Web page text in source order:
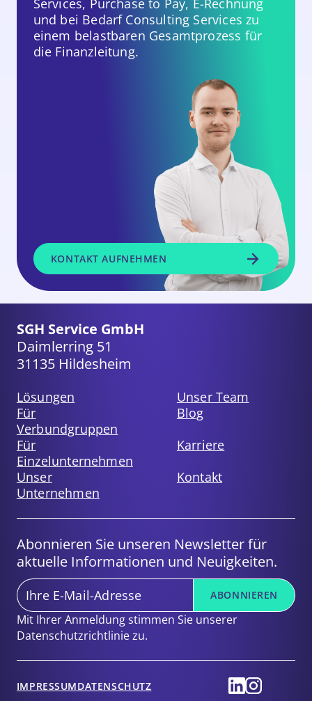
Services, Purchase to Pay, E-Rechnung
und bei Bedarf Consulting Services zu
einem belastbaren Gesamtprozess für
die Finanzleitung.
KONTAKT AUFNEHMEN
SGH Service GmbH
Daimlerring 51
31135 Hildesheim
Lösungen
Unser Team
Für
Verbundgruppen
Blog
Für
Einzelunternehmen
Karriere
Unser
Unternehmen
Kontakt
Abonnieren Sie unseren Newsletter für
aktuelle Informationen und Neuigkeiten.
E-
Mail
*
ABONNIEREN
Mit Ihrer Anmeldung stimmen Sie unserer
Datenschutzrichtlinie zu.
IMPRESSUMDATENSCHUTZ
SGHSGH